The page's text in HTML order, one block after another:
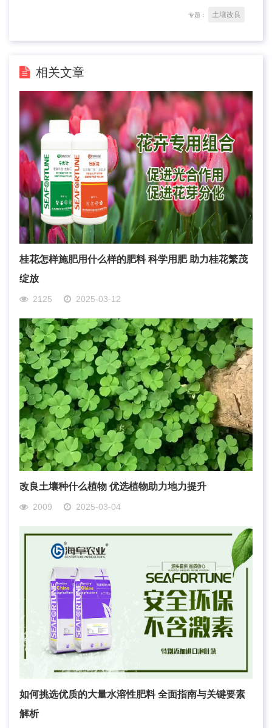
专题： 土壤改良
相关文章
桂花怎样施肥用什么样的肥料 科学用肥 助力桂花繁茂
绽放
2125 2025-03-12
改良土壤种什么植物 优选植物助力地力提升
2009 2025-03-04
如何挑选优质的大量水溶性肥料 全面指南与关键要素
解析